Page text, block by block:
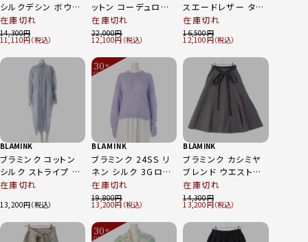
シルクデシン ボウタ
イ ドロッププルオー
バー シャツ ブラウス
ホワイト 38
在庫切れ
14,300
11,110
ットン コーデュロイ
パッチポケット ストレ
ート パンツ ボトムス
7914-299-0382 ネ
イビー 2
在庫切れ
22,000
12,100
スエードレザー タイ
ト ミディ ラップスカ
ート 7924-299-
0067 パープル 36
在庫切れ
16,500
12,100
BLAMINK
ブラミンク コットン
シルク ストライプ 長
袖 シャツ ワンピース
0242 ブルー×ホワ
イト 38
在庫切れ
13,200
30%
OFF
BLAMINK
ブラミンク 24SS リ
ネン シルク 3Gロン
グスリーブニット セ
ーター トップス
7913-106-0291 ラ
ベンダー パープル系
38
在庫切れ
19,800
13,200
BLAMINK
ブラミンク カシミヤ
ブレンド ウエストリ
ボン ラップロング ス
カート 7924-230-
0280 グレー 36
在庫切れ
14,300
13,200
30%
OFF